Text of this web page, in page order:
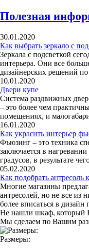
Полезная
30.01.2020
Как выбрать зеркало с
Зеркала с подсветкой
интерьера. Они все
дизайнерских решений
10.01.2020
Двери купе
Система раздвижных
– это более чем
помещениях, и
16.01.2020
Как украсить интерьер
Фьюзинг – это техника
заключается в
градусов, в результате
05.02.2020
Как подобрать антресоль
Многие магазины
антресолей, но не все из
более вписаться в
Не нашли шкаф, который
Мы сделаем по Вашим
Размеры: